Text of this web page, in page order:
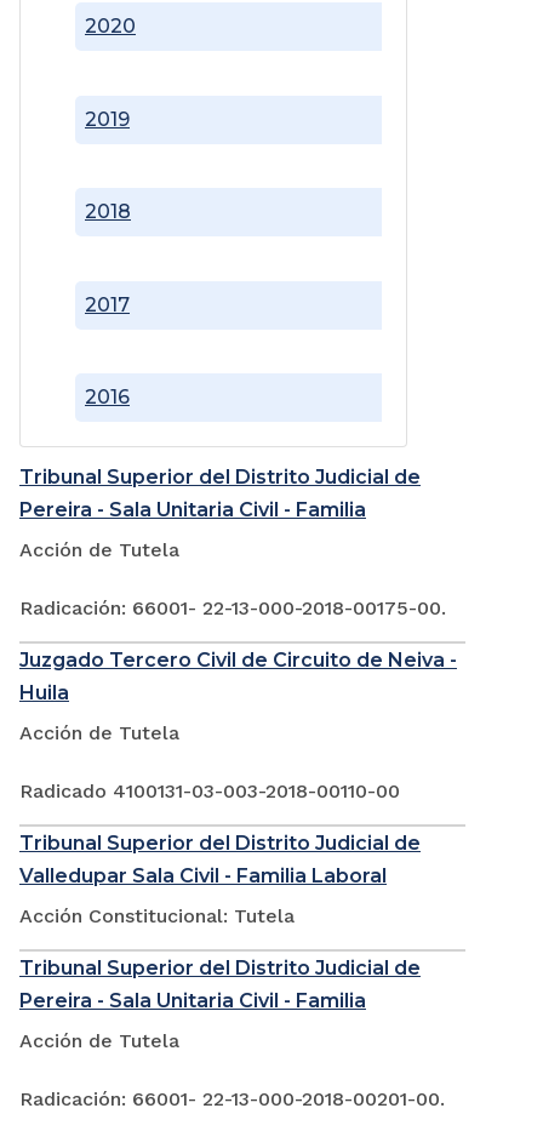
2016
2017
2018
2019
2020
Tribunal Superior del Distrito Judicial de
Pereira - Sala Unitaria Civil - Familia
Acción de Tutela
Radicación: 66001- 22-13-000-2018-00175-00.
Juzgado Tercero Civil de Circuito de Neiva -
Huila
Acción de Tutela
Radicado 4100131-03-003-2018-00110-00
Tribunal Superior del Distrito Judicial de
Valledupar Sala Civil - Familia Laboral
Acción Constitucional: Tutela
Tribunal Superior del Distrito Judicial de
Pereira - Sala Unitaria Civil - Familia
Acción de Tutela
Radicación: 66001- 22-13-000-2018-00201-00.